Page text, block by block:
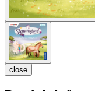
close